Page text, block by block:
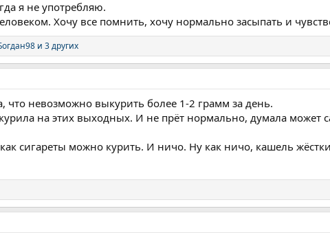
я не употребляю.
Хочу все помнить, хочу нормально засыпать и
и 3 других
что невозможно выкурить более 1-2 грамм за день.
на этих выходных. И не прёт нормально, думала может
как сигареты можно курить. И ничо. Ну как ничо, кашель